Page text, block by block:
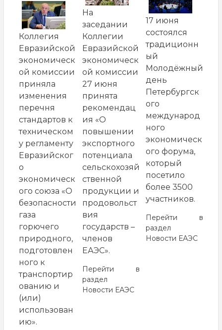
Коллегия
Евразийской
экономическ
ой комиссии
приняла
изменения
перечня
стандартов к
техническом
у регламенту
Евразийског
о
экономическ
ого союза «О
безопасности
газа
горючего
природного,
подготовлен
ного к
транспортир
ованию и
(или)
использован
ию».
На
заседании
Коллегии
Евразийской
экономическ
ой комиссии
27 июня
принята
рекомендац
ия «О
повышении
экспортного
потенциала
сельскохозяй
ственной
продукции и
продовольст
вия
государств –
членов
ЕАЭС».
Перейти в
раздел
Новости ЕАЭС
17 июня
состоялся
традиционн
ый
Молодёжный
день
Петербургск
ого
международ
ного
экономическ
ого форума,
который
посетило
более 3500
участников.
Перейти в
раздел
Новости ЕАЭС